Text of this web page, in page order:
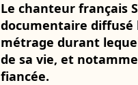
Le chanteur français
documentaire diffusé
métrage durant
de sa vie, et
fiancée.